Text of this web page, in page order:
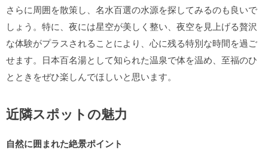
さらに周囲を散策し、名水百選の水源を探してみるのも良いで
しょう。特に、夜には星空が美しく整い、夜空を見上げる贅沢
な体験がプラスされることにより、心に残る特別な時間を過ご
せます。日本百名湯として知られた温泉で体を温め、至福のひ
とときをぜひ楽しんでほしいと思います。
近隣スポットの魅力
自然に囲まれた絶景ポイント